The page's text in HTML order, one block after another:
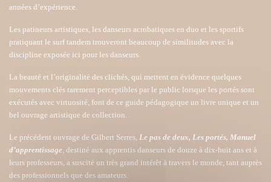
années d’expérience.
Les patineurs artistiques, les danseurs acrobatiques en duo et les sportifs
pratiquant le surf tandem trouveront beaucoup de similitudes avec la
discipline exposée ici pour les danseurs.
La beauté et l’originalité des clichés, qui mettent en évidence quelques
mouvements clés rarement perceptibles par le public lorsque les portés sont
exécutés avec virtuosité, font de ce guide pédagogique un livre unique et un
bel ouvrage artistique de collection.
Le précédent ouvrage de Gilbert Serres, Le pas de deux, Les portés, Manuel
d’apprentissage , destiné aux apprentis danseurs de douze à dix-huit ans et à
leurs professeurs, a suscité un très grand intérêt à travers le monde, tant auprès
des professionnels que des amateurs.